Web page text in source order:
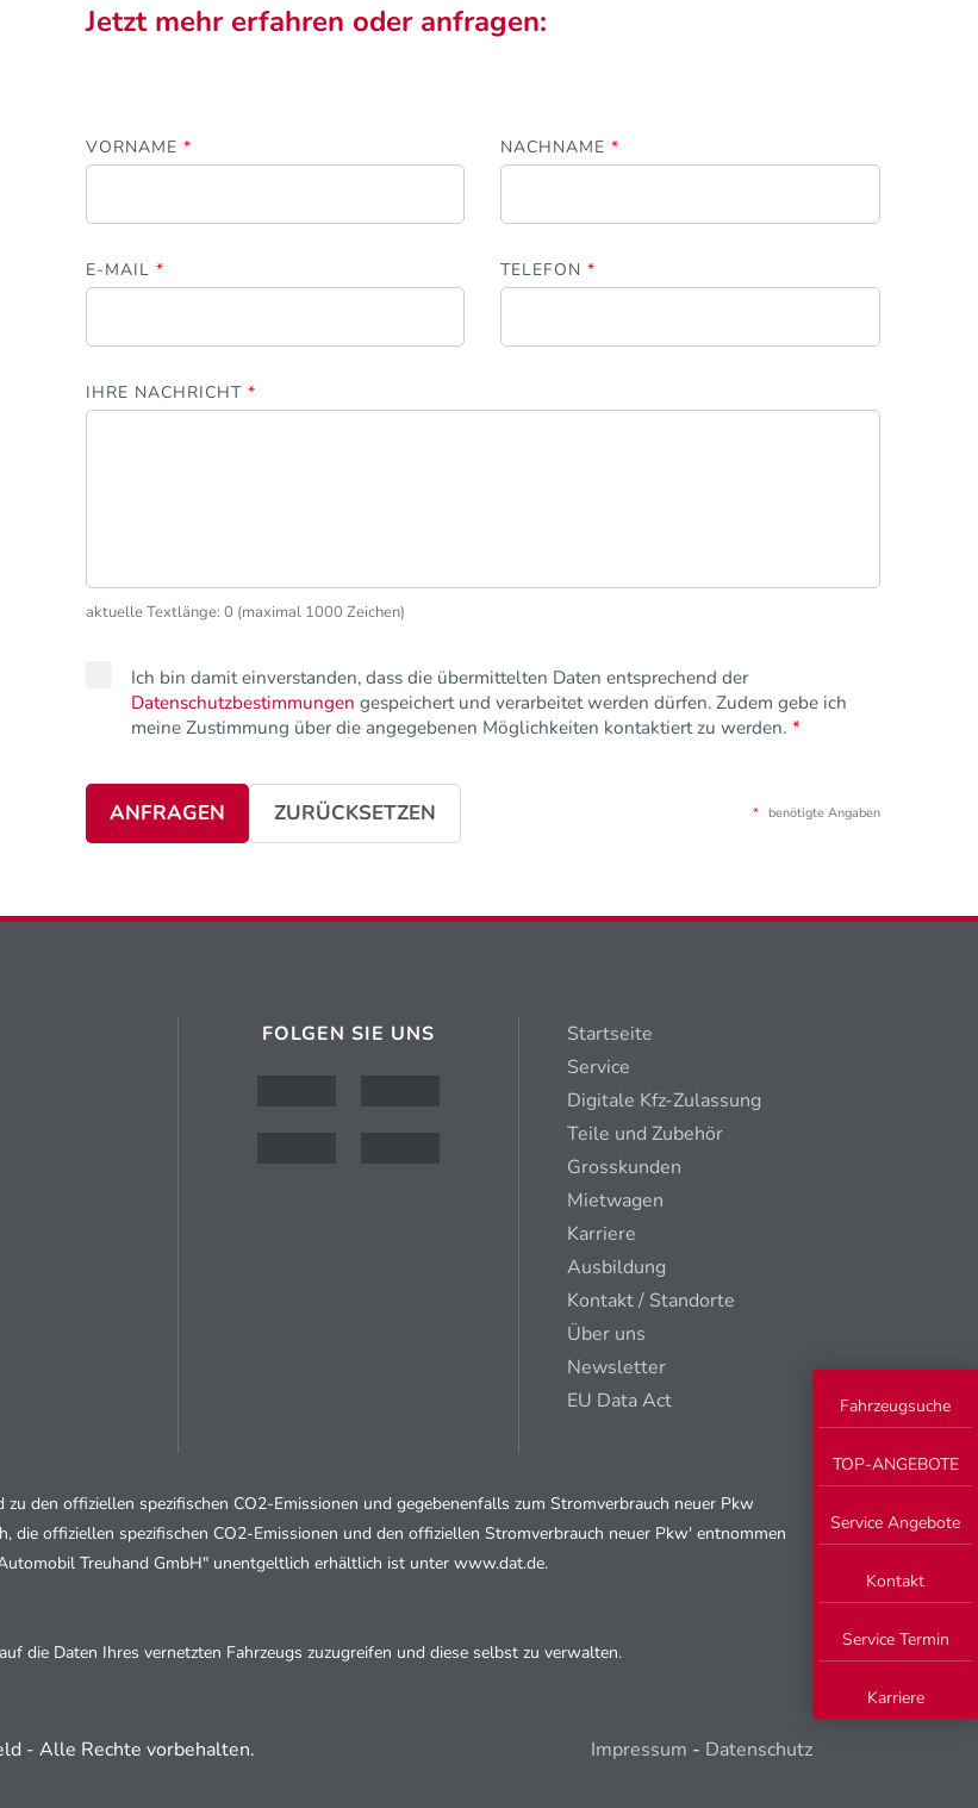
Fahrzeugsuche
TOP-ANGEBOTE
Service Angebote
Kontakt
Service Termin
Karriere
Jetzt mehr erfahren oder anfragen:
VORNAME * NACHNAME *
E-MAIL * TELEFON *
IHRE NACHRICHT *
aktuelle Textlänge: 0 (maximal 1000 Zeichen)
Ich bin damit einverstanden, dass die übermittelten Daten entsprechend der
Datenschutzbestimmungen gespeichert und verarbeitet werden dürfen. Zudem gebe ich
meine Zustimmung über die angegebenen Möglichkeiten kontaktiert zu werden. *
ANFRAGEN ZURÜCKSETZEN * benötigte Angaben
FOLGEN SIE UNS
Startseite
Service
Digitale Kfz-Zulassung
Teile und Zubehör
Grosskunden
Mietwagen
Karriere
Ausbildung
Kontakt / Standorte
Über uns
Newsletter
EU Data Act
den offiziellen spezifischen CO2-Emissionen und gegebenenfalls zum Stromverbrauch neuer Pkw
offiziellen spezifischen CO2-Emissionen und den offiziellen Stromverbrauch neuer Pkw' entnommen
Treuhand GmbH" unentgeltlich erhältlich ist unter www.dat.de.
die Daten Ihres vernetzten Fahrzeugs zuzugreifen und diese selbst zu verwalten.
- Alle Rechte vorbehalten. Impressum - Datenschutz